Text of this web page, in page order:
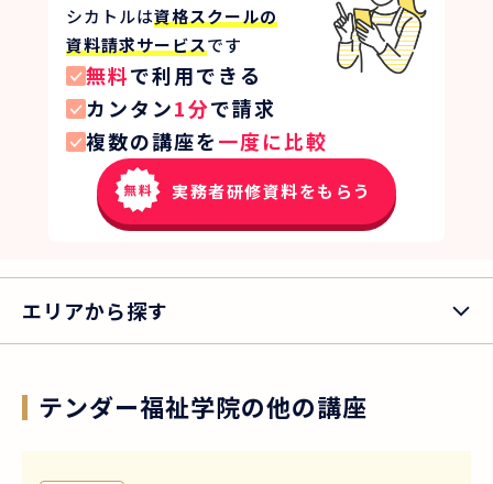
シカトルは資格スクールの
資料請求サービスです
無料で利用できる
カンタン1分で請求
複数の講座を一度に比較
実務者研修資料をもらう
エリアから探す
テンダー福祉学院の他の講座